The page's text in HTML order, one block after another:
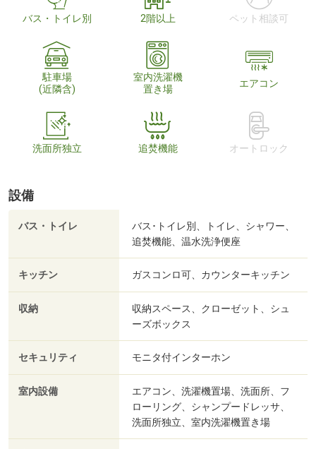
バス・トイレ別 2階以上 ペット相談可
駐車場
(近隣含)
室内洗濯機
置き場
エアコン
洗面所独立 追焚機能 オートロック
設備
バス・トイレ
バス･トイレ別、トイレ、シャワー、
追焚機能、温水洗浄便座
キッチン ガスコンロ可、カウンターキッチン
収納
収納スペース、クローゼット、シュ
ーズボックス
セキュリティ モニタ付インターホン
室内設備
エアコン、洗濯機置場、洗面所、フ
ローリング、シャンプードレッサ、
洗面所独立、室内洗濯機置き場